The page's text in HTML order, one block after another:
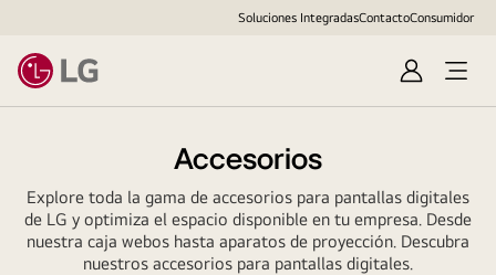
Soluciones IntegradasContactoConsumidor
Regístrate
Accesorios
Explore toda la gama de accesorios para pantallas digitales
de LG y optimiza el espacio disponible en tu empresa. Desde
nuestra caja webos hasta aparatos de proyección. Descubra
nuestros accesorios para pantallas digitales.